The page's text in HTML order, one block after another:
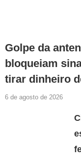
Golpe da
bloqueiam
tirar dinheiro
6 de agosto de 2026